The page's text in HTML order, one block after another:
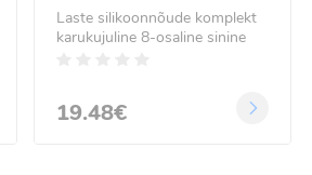
Laste silikoonnõude komplekt
karukujuline 8-osaline sinine
19.48€